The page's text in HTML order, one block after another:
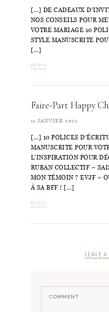
[…] DE CADEAUX
NOS CONSEILS POUR
VOTRE MARIAGE 10
STYLE MANUSCRITE
[…]
REPLY
Faire-Part Happy
11 JANVIER 2021
[…] 10 POLICES
MANUSCRITE POUR
L’INSPIRATION POUR
RUBAN COLLECTIF –
MON TÉMOIN ? EVJF –
À SA BFF ! […]
REPLY
LEAVE